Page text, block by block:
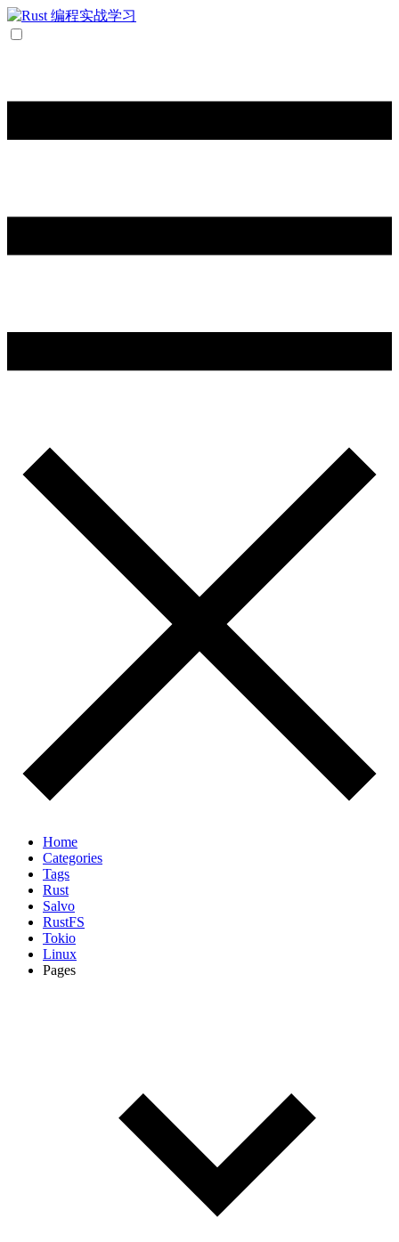
Home
Categories
Tags
Rust
Salvo
RustFS
Tokio
Linux
Pages